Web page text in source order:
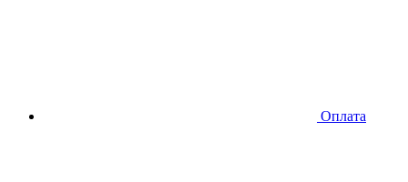
Оплата